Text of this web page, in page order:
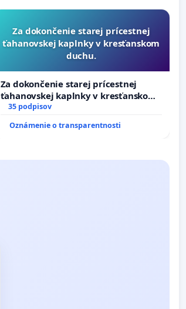
Za dokončenie starej prícestnej
ťahanovskej kaplnky v kresťanskom
duchu.
Za dokončenie starej prícestnej
ťahanovskej kaplnky v kresťanskom
duchu.
35 podpisov
Oznámenie o transparentnosti